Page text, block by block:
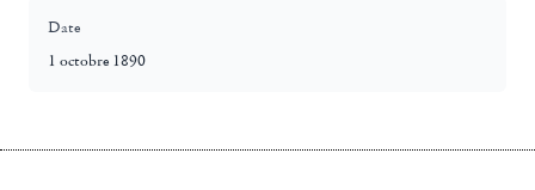
Date
1 octobre 1890